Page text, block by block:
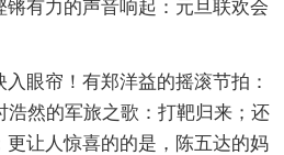
有力的声音响起：元旦联欢会
眼帘！有郑洋益的摇滚节拍：
浩然的军旅之歌：打靶归来；还
让人惊喜的的是，陈五达的妈